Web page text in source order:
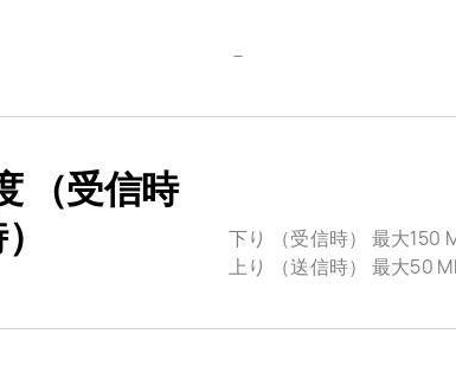
－
（受信時
下り （受信時） 最大150
上り （送信時） 最大50